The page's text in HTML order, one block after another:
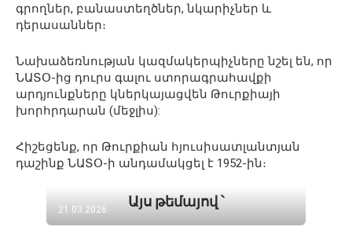
գրողներ, բանաստեղծներ, նկարիչներ և
դերասաններ։
Նախաձեռնության կազմակերպիչները նշել են, որ
ՆԱՏՕ-ից դուրս գալու ստորագրահավքի
արդյունքները կներկայացվեն Թուրքիայի
խորհրդարան (մեջլիս):
Հիշեցենք, որ Թուրքիան հյուսիսատլանտյան
դաշինք ՆԱՏՕ-ի անդամակցել է 1952-ին։
Այս թեմայով ՝
21.03.2026